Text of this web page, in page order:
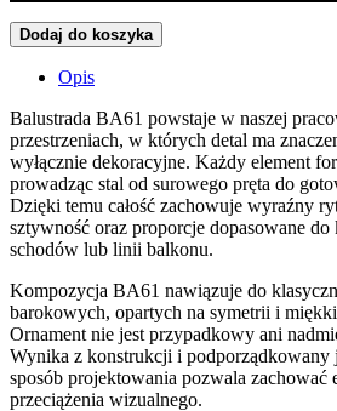
Dodaj do koszyka
Opis
Balustrada BA61 powstaje w naszej
przestrzeniach, w których detal ma
wyłącznie dekoracyjne. Każdy element
prowadząc stal od surowego pręta do
Dzięki temu całość zachowuje wyraźny
sztywność oraz proporcje dopasowane do
schodów lub linii balkonu.
Kompozycja BA61 nawiązuje do
barokowych, opartych na symetrii i
Ornament nie jest przypadkowy ani
Wynika z konstrukcji i podporządkowany
sposób projektowania pozwala zachować
przeciążenia wizualnego.